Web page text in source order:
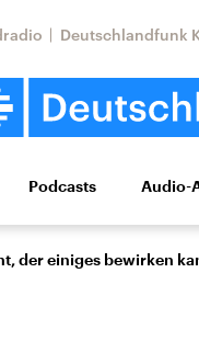
Deutschlandfunk
Wissen Kultur
Podcasts Audio-
der einiges bewirken